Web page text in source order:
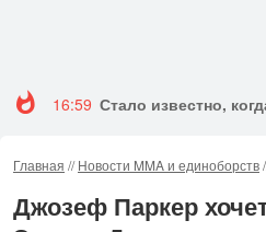
16:59 Стало известно,
Главная //Новости MMA и единоборств
Джозеф Паркер